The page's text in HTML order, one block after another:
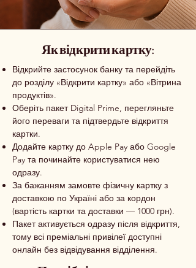
Як відкрити картку:
Відкрийте застосунок банку та перейдіть
до розділу «Відкрити картку» або «Вітрина
продуктів».
Оберіть пакет Digital Prime, перегляньте
його переваги та підтвердьте відкриття
картки.
Додайте картку до Apple Pay або Google
Pay та починайте користуватися нею
одразу.
За бажанням замовте фізичну картку з
доставкою по Україні або за кордон
(вартість картки та доставки — 1000 грн).
Пакет активується одразу після відкриття,
тому всі преміальні привілеї доступні
онлайн без відвідування відділення.